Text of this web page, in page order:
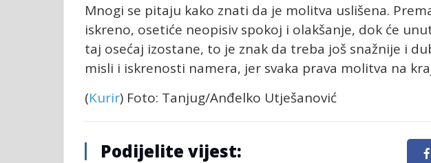
Mnogi se pitaju kako znati da je molitva uslišena.
iskreno, osetiće neopisiv spokoj i olakšanje, dok će
taj osećaj izostane, to je znak da treba još snažnije i
misli i iskrenosti namera, jer svaka prava molitva na
(Kurir) Foto: Tanjug/Anđelko Utješanović
Podijelite vijest: